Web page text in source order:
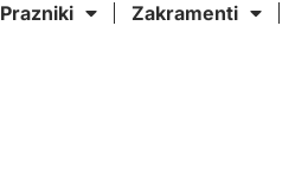
Prazniki Zakramenti